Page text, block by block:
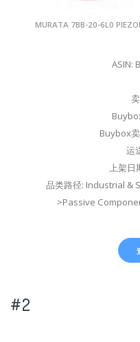
MURATA 7BB-20-6L0
ASIN:
Buybox
运
上架日
品类路径: Industrial &
>Passive
#2